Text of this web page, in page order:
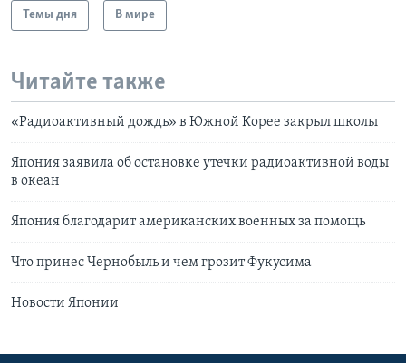
Темы дня В мире
Читайте также
«Радиоактивный дождь» в Южной Корее закрыл школы
Япония заявила об остановке утечки радиоактивной воды
в океан
Япония благодарит американских военных за помощь
Что принес Чернобыль и чем грозит Фукусима
Новости Японии